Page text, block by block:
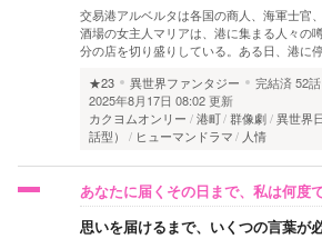
交易港アルベルタは各国の商人、海軍士官
酒場の女主人マリアは、港に集まる人々の
分の店を切り盛りしている。ある日、港に
★23
異世界ファンタジー 完結済52話
2025年8月17日 08:02 更新
カクヨムオンリー
港町 群像劇 異世界
話型）
ヒューマンドラマ 人情
あなたに届くその日まで、私は何度
思いを届けるまで、いくつの言葉が